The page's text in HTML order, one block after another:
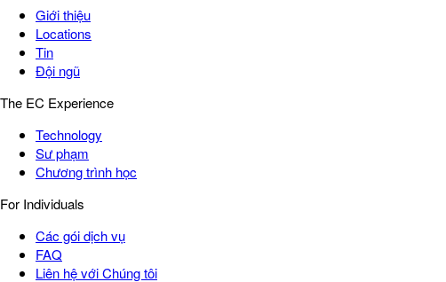
Giới thiệu
Locations
Tin
Đội ngũ
The EC Experience
Technology
Sư phạm
Chương trình học
For Individuals
Các gói dịch vụ
FAQ
Liên hệ với Chúng tôi